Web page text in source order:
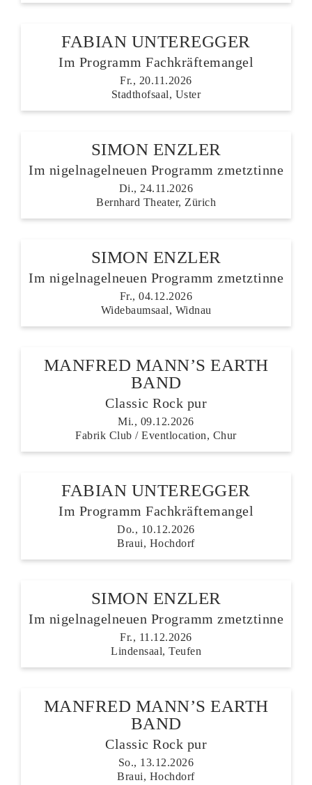
FABIAN UNTEREGGER
Im Programm Fachkräftemangel
Fr., 20.11.2026
Stadthofsaal, Uster
SIMON ENZLER
Im nigelnagelneuen Programm zmetztinne
Di., 24.11.2026
Bernhard Theater, Zürich
SIMON ENZLER
Im nigelnagelneuen Programm zmetztinne
Fr., 04.12.2026
Widebaumsaal, Widnau
MANFRED MANN’S EARTH
BAND
Classic Rock pur
Mi., 09.12.2026
Fabrik Club / Eventlocation, Chur
FABIAN UNTEREGGER
Im Programm Fachkräftemangel
Do., 10.12.2026
Braui, Hochdorf
SIMON ENZLER
Im nigelnagelneuen Programm zmetztinne
Fr., 11.12.2026
Lindensaal, Teufen
MANFRED MANN’S EARTH
BAND
Classic Rock pur
So., 13.12.2026
Braui, Hochdorf